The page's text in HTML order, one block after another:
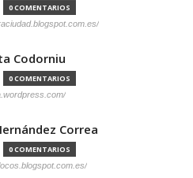
0 COMENTARIOS
Codorniu
0 COMENTARIOS
Correa
0 COMENTARIOS